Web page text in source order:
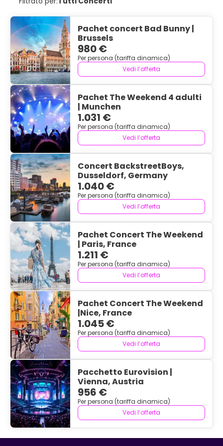
Pachet concert Bad Bunny |
Brussels
980 €
Per persona (tariffa dinamica)
Vedi l’offerta
Pachet The Weekend 4 adulti
| Munchen
1.031 €
Per persona (tariffa dinamica)
Vedi l’offerta
Concert BackstreetBoys,
Dusseldorf, Germany
1.040 €
Per persona (tariffa dinamica)
Vedi l’offerta
Pachet Concert The Weekend
| Paris, France
1.211 €
Per persona (tariffa dinamica)
Vedi l’offerta
Pachet Concert The Weekend
|Nice, France
1.045 €
Per persona (tariffa dinamica)
Vedi l’offerta
Pacchetto Eurovision |
Vienna, Austria
956 €
Per persona (tariffa dinamica)
Vedi l’offerta